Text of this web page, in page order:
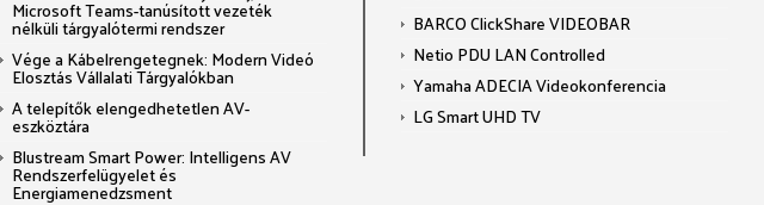
Microsoft Teams-tanúsított vezeték
nélküli tárgyalótermi rendszer
Vége a Kábelrengetegnek: Modern Videó
Elosztás Vállalati Tárgyalókban
A telepítők elengedhetetlen AV-
eszköztára
Blustream Smart Power: Intelligens AV
Rendszerfelügyelet és
Energiamenedzsment
BARCO ClickShare VIDEOBAR
Netio PDU LAN Controlled
Yamaha ADECIA Videokonferencia
LG Smart UHD TV